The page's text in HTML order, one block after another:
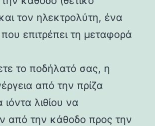
τον ηλεκτρολύτη, ένα
επιτρέπει τη μεταφορά
το ποδήλατό σας, η
από την πρίζα
λιθίου να
από την κάθοδο προς την